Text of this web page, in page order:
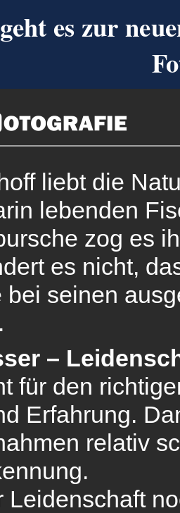
es zur
liebt die
lebenden
zog es
es nicht,
bei seinen
–
für den
Erfahrung.
relativ
Leidenschaft